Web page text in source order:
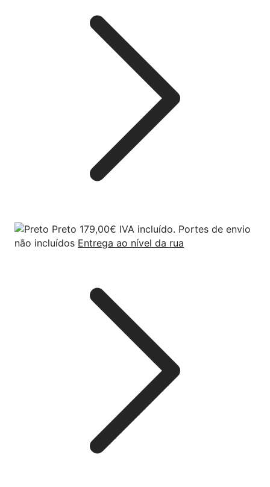
Preto 179,00€ IVA incluído. Portes de envio
não incluídos Entrega ao nível da rua